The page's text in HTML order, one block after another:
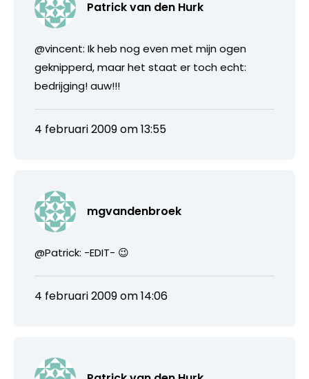
Patrick van den Hurk
@vincent: Ik heb nog even met mijn ogen
geknipperd, maar het staat er toch echt:
bedrijging! auw!!!
4 februari 2009 om 13:55
mgvandenbroek
@Patrick: -EDIT- 😉
4 februari 2009 om 14:06